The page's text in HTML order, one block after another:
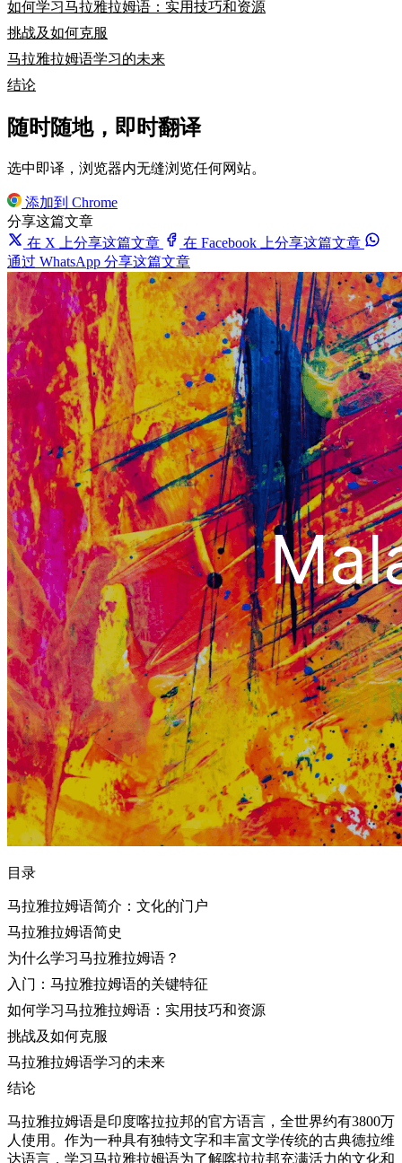
如何学习马拉雅拉姆语：实用技巧和资源
挑战及如何克服
马拉雅拉姆语学习的未来
结论
随时随地，即时翻译
选中即译，浏览器内无缝浏览任何网站。
添加到 Chrome
分享这篇文章
在 X 上分享这篇文章
在 Facebook 上分享这篇文章
通过 WhatsApp 分享这篇文章
目录
马拉雅拉姆语简介：文化的门户
马拉雅拉姆语简史
为什么学习马拉雅拉姆语？
入门：马拉雅拉姆语的关键特征
如何学习马拉雅拉姆语：实用技巧和资源
挑战及如何克服
马拉雅拉姆语学习的未来
结论
马拉雅拉姆语是印度喀拉拉邦的官方语言，全世界约有3800万
人使用。作为一种具有独特文字和丰富文学传统的古典德拉维
达语言，学习马拉雅拉姆语为了解喀拉拉邦充满活力的文化和